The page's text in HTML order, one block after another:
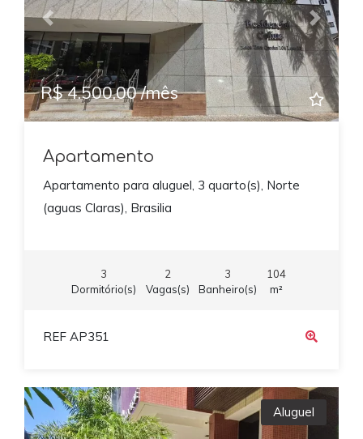
Previous Next
R$ 4.500,00 /mês
Apartamento
Apartamento para aluguel, 3 quarto(s), Norte
(aguas Claras), Brasilia
3
Dormitório(s)
2
Vagas(s)
3
Banheiro(s)
104
m²
REF AP351
Aluguel